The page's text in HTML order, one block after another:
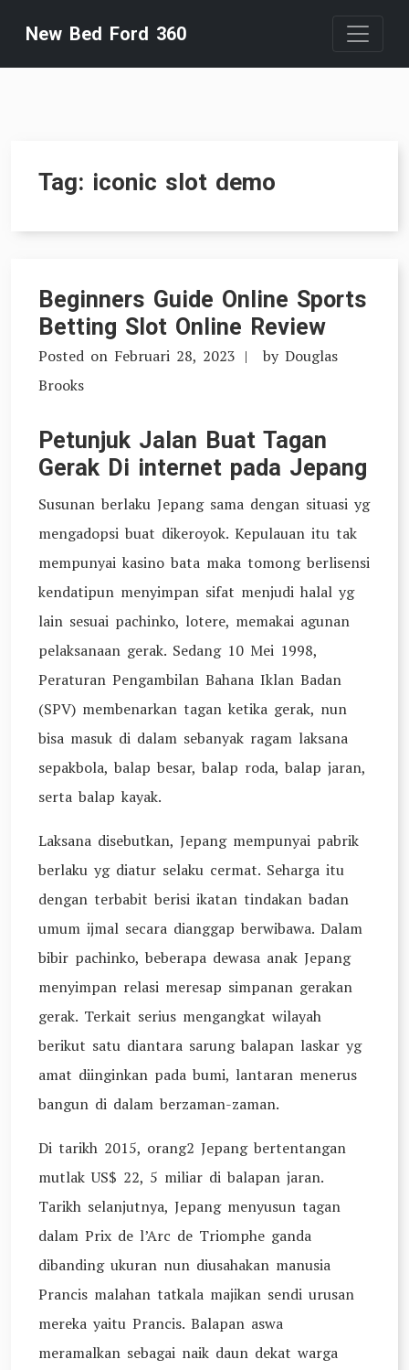
content
New Bed Ford 360
Tag: iconic slot demo
Beginners Guide Online Sports
Betting Slot Online Review
Posted on Februari 28, 2023 by Douglas
Brooks
Petunjuk Jalan Buat Tagan
Gerak Di internet pada Jepang
Susunan berlaku Jepang sama dengan situasi yg
mengadopsi buat dikeroyok. Kepulauan itu tak
mempunyai kasino bata maka tomong berlisensi
kendatipun menyimpan sifat menjudi halal yg
lain sesuai pachinko, lotere, memakai agunan
pelaksanaan gerak. Sedang 10 Mei 1998,
Peraturan Pengambilan Bahana Iklan Badan
(SPV) membenarkan tagan ketika gerak, nun
bisa masuk di dalam sebanyak ragam laksana
sepakbola, balap besar, balap roda, balap jaran,
serta balap kayak.
Laksana disebutkan, Jepang mempunyai pabrik
berlaku yg diatur selaku cermat. Seharga itu
dengan terbabit berisi ikatan tindakan badan
umum ijmal secara dianggap berwibawa. Dalam
bibir pachinko, beberapa dewasa anak Jepang
menyimpan relasi meresap simpanan gerakan
gerak. Terkait serius mengangkat wilayah
berikut satu diantara sarung balapan laskar yg
amat diinginkan pada bumi, lantaran menerus
bangun di dalam berzaman-zaman.
Di tarikh 2015, orang2 Jepang bertentangan
mutlak US$ 22, 5 miliar di balapan jaran.
Tarikh selanjutnya, Jepang menyusun tagan
dalam Prix de l’Arc de Triomphe ganda
dibanding ukuran nun diusahakan manusia
Prancis malahan tatkala majikan sendi urusan
mereka yaitu Prancis. Balapan aswa
meramalkan sebagai naik daun dekat warga